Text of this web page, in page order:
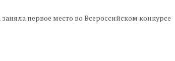
первое место во Всероссийском конкурсе